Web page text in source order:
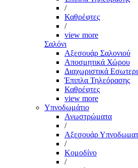
/
Καθρέφτες
/
view more
Σαλόνι
Αξεσουάρ Σαλονιού
Αποσμητικά Χώρου
Διαχωριστικά
Έπιπλα Τηλεόρασης
Καθρέφτες
view more
Υπνοδωμάτιο
Ανωστρώματα
/
Αξεσουάρ
/
Κομοδίνο
/